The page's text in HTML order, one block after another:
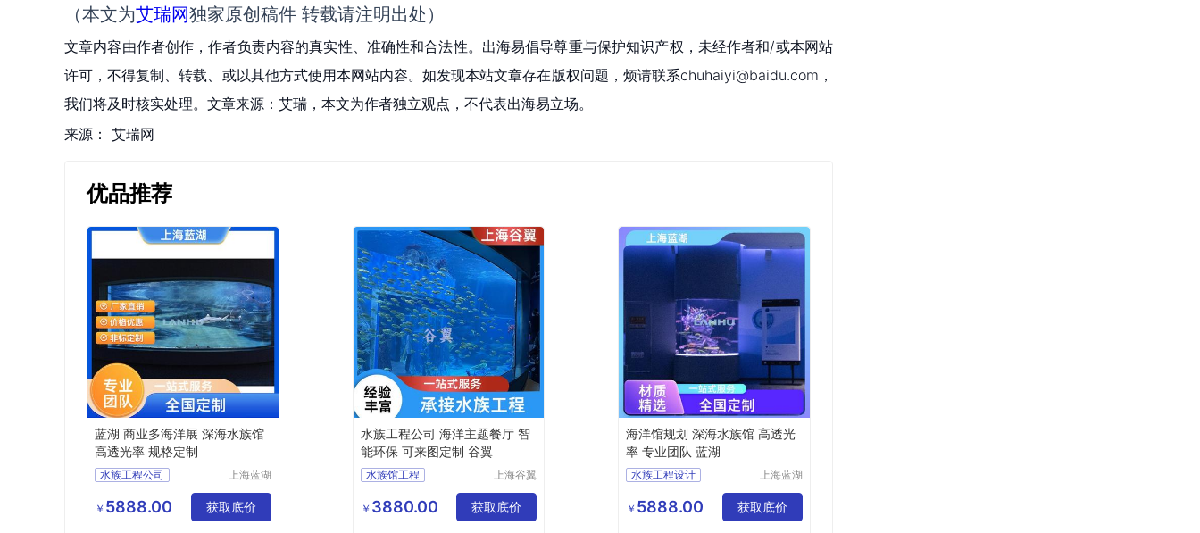
（本文为艾瑞网独家原创稿件 转载请注明出处）
文章内容由作者创作，作者负责内容的真实性、准确性和合法性。出海易倡导尊重与保护知识产权，未经作者和/或本网站
许可，不得复制、转载、或以其他方式使用本网站内容。如发现本站文章存在版权问题，烦请联系chuhaiyi@baidu.com，
我们将及时核实处理。文章来源：艾瑞，本文为作者独立观点，不代表出海易立场。
来源： 艾瑞网
优品推荐
蓝湖 商业多海洋展 深海水族馆
高透光率 规格定制
水族工程公司
酒店水族工程
上海蓝湖
有限公司
￥ 5888.00 获取底价
水族工程公司 海洋主题餐厅 智
能环保 可来图定制 谷翼
水族馆工程
水族工程建造
上海谷翼
有限公司
￥ 3880.00 获取底价
海洋馆规划 深海水族馆 高透光
率 专业团队 蓝湖
水族工程设计
水族工程
深海水族馆
上海蓝湖
有限公司
￥ 5888.00 获取底价